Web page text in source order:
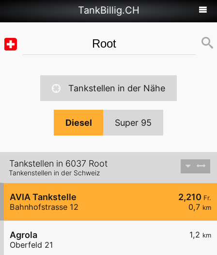
TankBillig.CH
Tankstellen in der Nähe
Diesel Super 95
Tankstellen in 6037 Root
Tankenstellen in der Schweiz
2,210 Fr.
0,7 km
AVIA Tankstelle
Bahnhofstrasse 12
1,2 km
Agrola
Oberfeld 21